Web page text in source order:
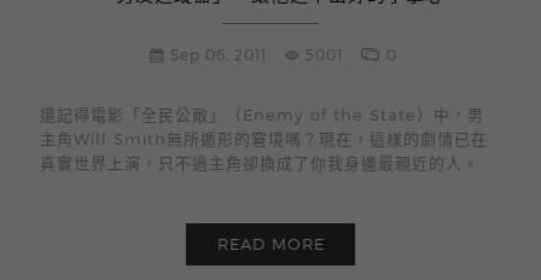
Sep 06, 2011 5001 0
還記得電影「全民公敵」（Enemy of the State）中，男
主角Will Smith無所遁形的窘境嗎？現在，這樣的劇情已在
真實世界上演，只不過主角卻換成了你我身邊最親近的人。
READ MORE